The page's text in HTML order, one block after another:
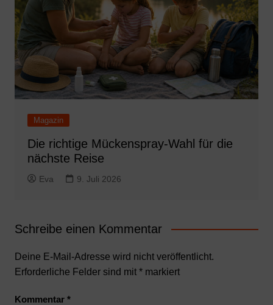
Magazin
Die richtige Mückenspray-Wahl für die
nächste Reise
Eva 9. Juli 2026
Schreibe einen Kommentar
Deine E-Mail-Adresse wird nicht veröffentlicht.
Erforderliche Felder sind mit *markiert
Kommentar *